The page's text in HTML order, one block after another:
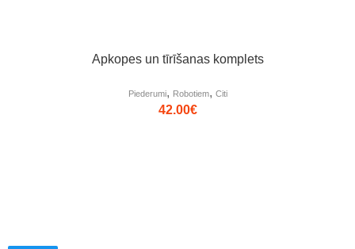
Apkopes un tīrīšanas komplets
Piederumi, Robotiem, Citi
42.00€